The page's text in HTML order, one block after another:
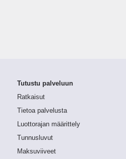
Tutustu palveluun
Ratkaisut
Tietoa palvelusta
Luottorajan määrittely
Tunnusluvut
Maksuviiveet